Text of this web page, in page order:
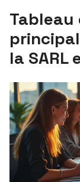
la SARL